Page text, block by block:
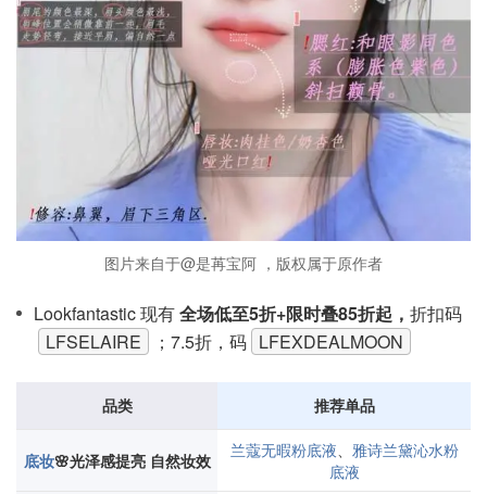
图片来自于@是苒宝阿 ，版权属于原作者
Lookfantastic 现有全场低至5折+限时叠85折起， 折扣码
LFSELAIRE
；7.5折，码 LFEXDEALMOON
品类 推荐单品
底妆🌸光泽感提亮 自然妆效 兰蔻无暇粉底液、 雅诗兰黛沁水粉
底液